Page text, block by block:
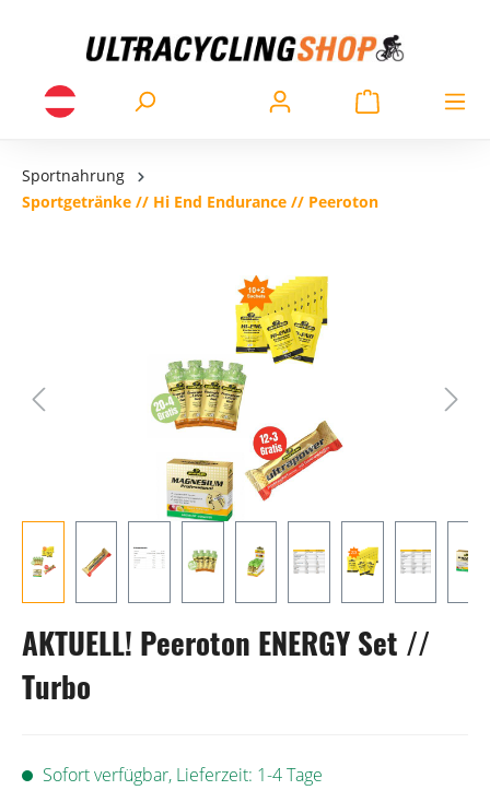
Sportnahrung
Sportgetränke // Hi End Endurance // Peeroton
AKTUELL! Peeroton ENERGY Set //
Turbo
Sofort verfügbar, Lieferzeit: 1-4 Tage